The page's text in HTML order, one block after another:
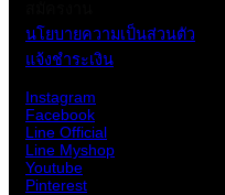
นโยบายความเป็นส่วนตัว
แจ้งชำระเงิน
Instagram
Facebook
Line Official
Line Myshop
Youtube
Pinterest